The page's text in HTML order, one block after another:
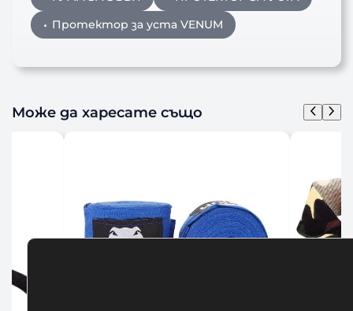
Протектор за уста VENUM
Може да харесате също